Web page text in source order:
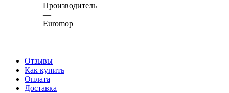
Производитель
—
Euromop
Отзывы
Как купить
Оплата
Доставка